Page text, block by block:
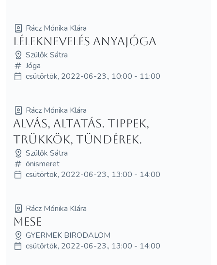
Rácz Mónika Klára
Léleknevelés anyajóga
Szülők Sátra
Jóga
csütörtök, 2022-06-23., 10:00 - 11:00
Rácz Mónika Klára
Alvás, altatás. Tippek,
trükkök, tündérek.
Szülők Sátra
önismeret
csütörtök, 2022-06-23., 13:00 - 14:00
Rácz Mónika Klára
MESE
GYERMEK BIRODALOM
csütörtök, 2022-06-23., 13:00 - 14:00